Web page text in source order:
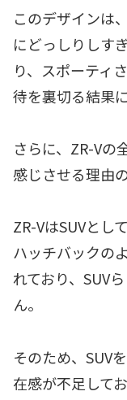
このデザインは
にどっしりしす
り、スポーティ
待を裏切る結果
さらに、ZR-Vの
感じさせる理由
ZR-VはSUVとし
ハッチバックの
れており、SUV
ん。
そのため、SUV
在感が不足して